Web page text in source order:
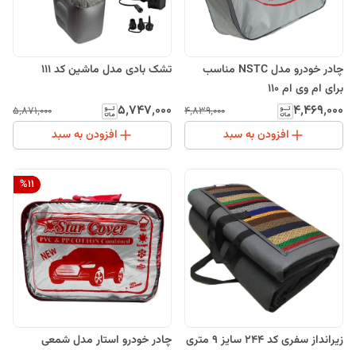
چادر خودرو مدل NSTC مناسب
برای ام وی ام 110
۴٬۴۶۹٬۰۰۰ ۴٬۸۳۹٬۰۰۰
افزودن به سبد
تشک بادی مدل ماشین کد 111
۵٬۷۴۷٬۰۰۰ ۵٬۸۷۱٬۰۰۰
افزودن به سبد
زیرانداز سفری کد 244 سایز 9 متری
%11
چادر خودرو استار مدل شمعی